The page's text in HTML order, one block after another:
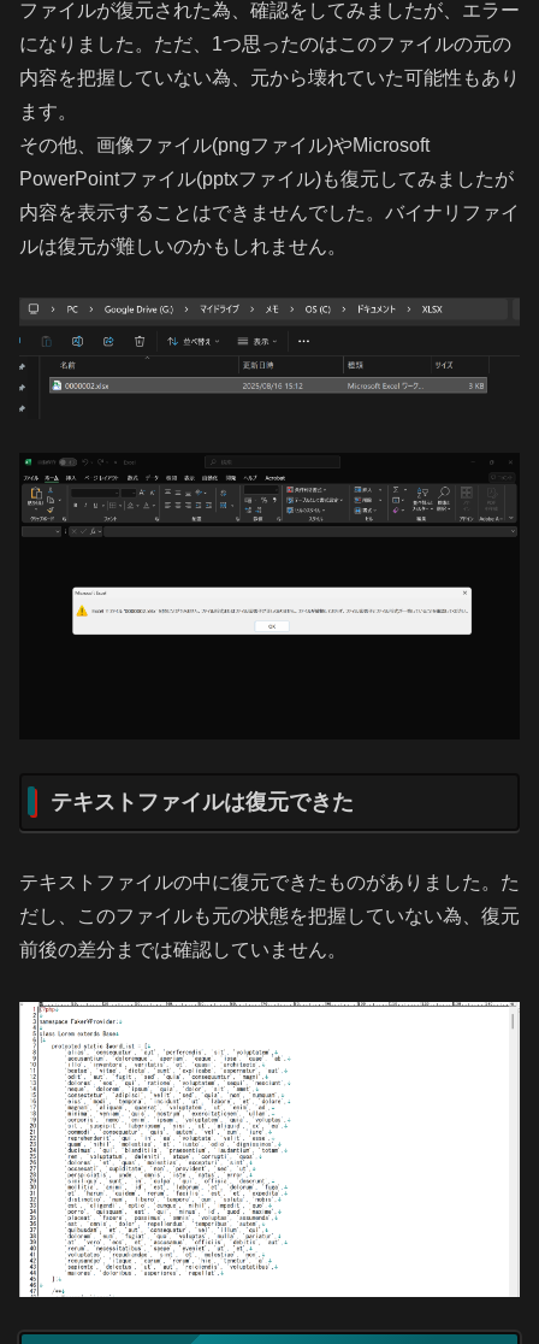
ファイルが復元された為、確認をしてみましたが、エラー
になりました。ただ、1つ思ったのはこのファイルの元の
内容を把握していない為、元から壊れていた可能性もあり
ます。
その他、画像ファイル(pngファイル)やMicrosoft
PowerPointファイル(pptxファイル)も復元してみましたが
内容を表示することはできませんでした。バイナリファイ
ルは復元が難しいのかもしれません。
テキストファイルは復元できた
テキストファイルの中に復元できたものがありました。た
だし、このファイルも元の状態を把握していない為、復元
前後の差分までは確認していません。